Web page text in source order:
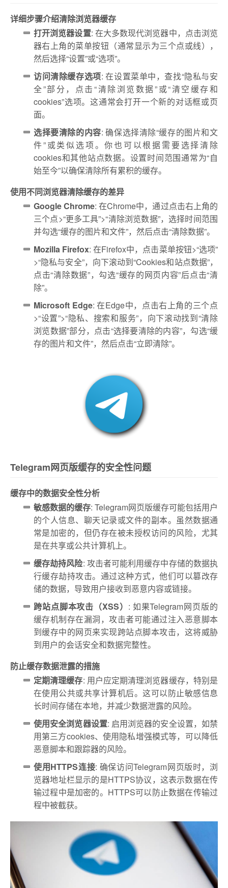
详细步骤介绍清除浏览器缓存
打开浏览器设置: 在大多数现代浏览器中，点击浏览
器右上角的菜单按钮（通常显示为三个点或线），
然后选择“设置”或“选项”。
访问清除缓存选项: 在设置菜单中，查找“隐私与安
全”部分，点击“清除浏览数据”或“清空缓存和
cookies”选项。这通常会打开一个新的对话框或页
面。
选择要清除的内容: 确保选择清除“缓存的图片和文
件”或类似选项。你也可以根据需要选择清除
cookies和其他站点数据。设置时间范围通常为“自
始至今”以确保清除所有累积的缓存。
使用不同浏览器清除缓存的差异
Google Chrome: 在Chrome中，通过点击右上角的
三个点>“更多工具”>“清除浏览数据”，选择时间范围
并勾选“缓存的图片和文件”，然后点击“清除数据”。
Mozilla Firefox: 在Firefox中，点击菜单按钮>“选项”
>“隐私与安全”，向下滚动到“Cookies和站点数据”，
点击“清除数据”，勾选“缓存的网页内容”后点击“清
除”。
Microsoft Edge: 在Edge中，点击右上角的三个点
>“设置”>“隐私、搜索和服务”，向下滚动找到“清除
浏览数据”部分，点击“选择要清除的内容”，勾选“缓
存的图片和文件”，然后点击“立即清除”。
Telegram网页版缓存的安全性问题
缓存中的数据安全性分析
敏感数据的缓存: Telegram网页版缓存可能包括用户
的个人信息、聊天记录或文件的副本。虽然数据通
常是加密的，但仍存在被未授权访问的风险，尤其
是在共享或公共计算机上。
缓存劫持风险: 攻击者可能利用缓存中存储的数据执
行缓存劫持攻击。通过这种方式，他们可以篡改存
储的数据，导致用户接收到恶意内容或链接。
跨站点脚本攻击（XSS） : 如果Telegram网页版的
缓存机制存在漏洞，攻击者可能通过注入恶意脚本
到缓存中的网页来实现跨站点脚本攻击，这将威胁
到用户的会话安全和数据完整性。
防止缓存数据泄露的措施
定期清理缓存: 用户应定期清理浏览器缓存，特别是
在使用公共或共享计算机后。这可以防止敏感信息
长时间存储在本地，并减少数据泄露的风险。
使用安全浏览器设置: 启用浏览器的安全设置，如禁
用第三方cookies、使用隐私增强模式等，可以降低
恶意脚本和跟踪器的风险。
使用HTTPS连接: 确保访问Telegram网页版时，浏
览器地址栏显示的是HTTPS协议，这表示数据在传
输过程中是加密的。HTTPS可以防止数据在传输过
程中被截获。